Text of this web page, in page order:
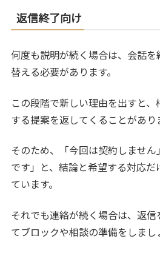
返信終了向け
何度も説明が続く場合は、会話
替える必要があります。
この段階で新しい理由を出すと
する提案を返してくることがあり
そのため、「今回は契約しませ
です」と、結論と希望する対応
ています。
それでも連絡が続く場合は、返
てブロックや相談の準備をしまし